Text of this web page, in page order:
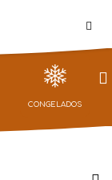
CONGELADOS